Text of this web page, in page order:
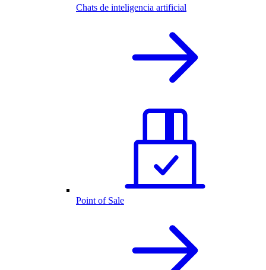
Chats de inteligencia artificial
Point of Sale